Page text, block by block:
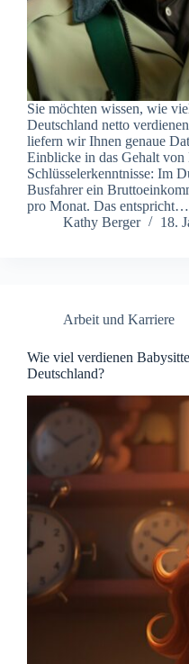
Sie möchten wissen, wie
Deutschland netto
liefern wir Ihnen genaue
Einblicke in das Gehalt von
Schlüsselerkenntnisse: Im
Busfahrer ein
pro Monat. Das entspricht…
Kathy Berger
18.
Arbeit und Karriere
Wie viel verdienen
Deutschland?